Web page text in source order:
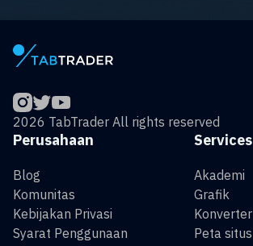
2026 TabTrader All rights reserved
Services
Akademi
Grafik
Konverter
Peta situs
Perusahaan
Blog
Komunitas
Kebijakan Privasi
Syarat Penggunaan